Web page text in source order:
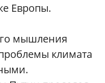
Европы.
мышления
климата